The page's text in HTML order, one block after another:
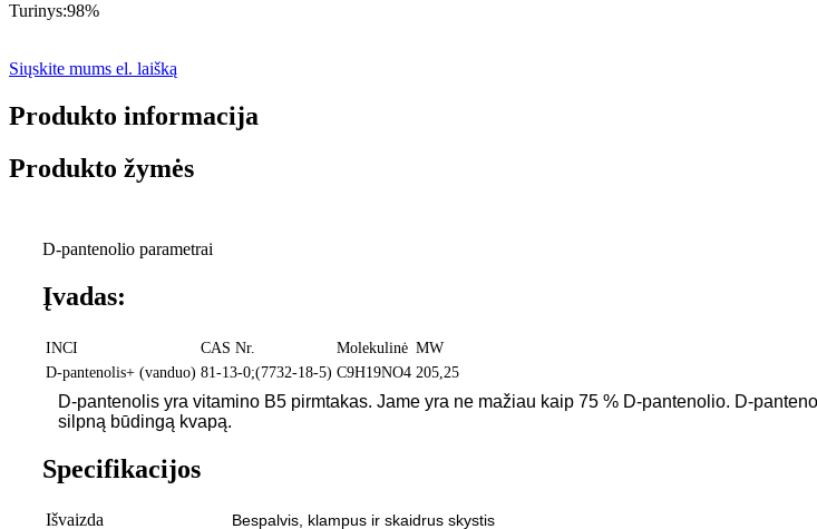
Turinys:98%
Siųskite mums el. laišką
Produkto informacija
Produkto žymės
D-pantenolio parametrai
Įvadas:
INCI CAS Nr. Molekulinė MW
D-pantenolis+ (vanduo) 81-13-0;(7732-18-5) C9H19NO4 205,25
D-pantenolis yra vitamino B5 pirmtakas. Jame yra ne mažiau kaip 75 % D-pantenolio. D-
silpną būdingą kvapą.
Specifikacijos
Išvaizda Bespalvis, klampus ir skaidrus skystis